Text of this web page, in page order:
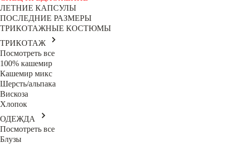
ЛЕТНИЕ КАПСУЛЫ
ПОСЛЕДНИЕ РАЗМЕРЫ
ТРИКОТАЖНЫЕ КОСТЮМЫ
ТРИКОТАЖ
Посмотреть все
100% кашемир
Кашемир микс
Шерсть/альпака
Вискоза
Хлопок
ОДЕЖДА
Посмотреть все
Блузы